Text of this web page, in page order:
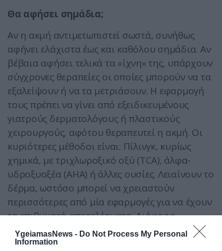
YgeiamasNews - Do Not Process My Personal
Information
Θα αφήσει σημάδια;
Αν η ακμή αντιμετωπιστεί σωστά, συνήθως
αφήνει ελάχιστα έως και καθόλου σημάδια. Αν
βέβαια αφήσει τελικά τα «ίχνη» της, υπάρχουν
σύγχρονες θεραπείες οι οποίες μπορούν να τα
εξαλείψουν ή να τα μετριάσουν. Η εφαρμογή
τους πρέπει να γίνει από εξειδικευμένους
γιατρούς δερματολόγους ή πλαστικούς
χειρουργούς, αφότου θεραπευτεί η ακμή. Οι
κυριότερες μέθοδοι είναι: Πίλινγκ, κυρίως
χημικά, με τριχλωροξικό οξύ (TCA), άλφα-
υδροξυοξέα (AHA) ή άλλες ουσίες. Λειαίνουν το
δέρμα, ωστόσο μπορεί να χρειαστούν
περισσότερες από μία εφαρμογές για να έχουν
τα επιθυμητά αποτελέσματα. Διάφορα
εμφυτεύματα, όπως κολλαγόνου,
συμπληρωματικά του κενού που μένει στις